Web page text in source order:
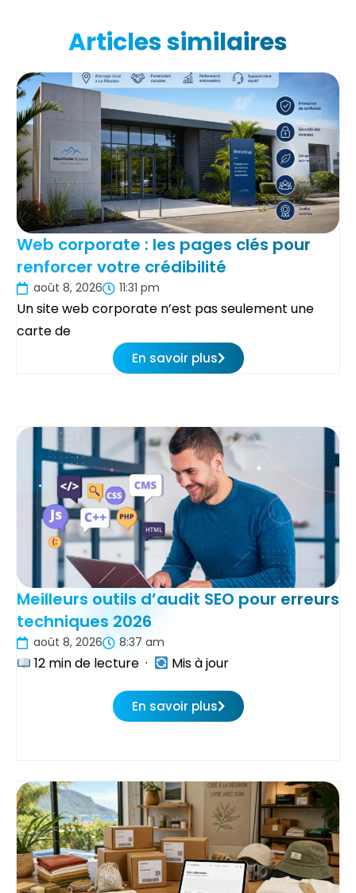
Articles similaires
Web corporate : les pages clés pour
renforcer votre crédibilité
août 8, 2026 11:31 pm
Un site web corporate n’est pas seulement une
carte de
En savoir plus
Meilleurs outils d’audit SEO pour erreurs
techniques 2026
août 8, 2026 8:37 am
12 min de lecture · Mis à jour
En savoir plus